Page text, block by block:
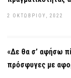
2 ΟΚΤΩΒΡΊΟΥ, 2022
«Δε θα σ’ αφήσω
πρόσφυγες με